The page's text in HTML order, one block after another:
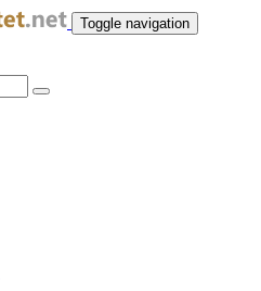
Toggle navigation